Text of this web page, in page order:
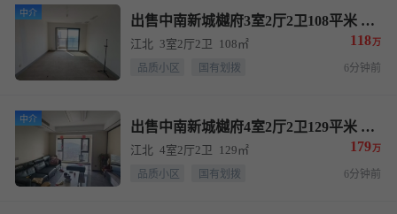
中介
出售中南新城樾府3室2厅2卫108平米 售价118万
江北 3室2厅2卫 108㎡ 118万
品质小区 国有划拨 6分钟前
中介
出售中南新城樾府4室2厅2卫129平米 售价179万
江北 4室2厅2卫 129㎡ 179万
品质小区 国有划拨 6分钟前